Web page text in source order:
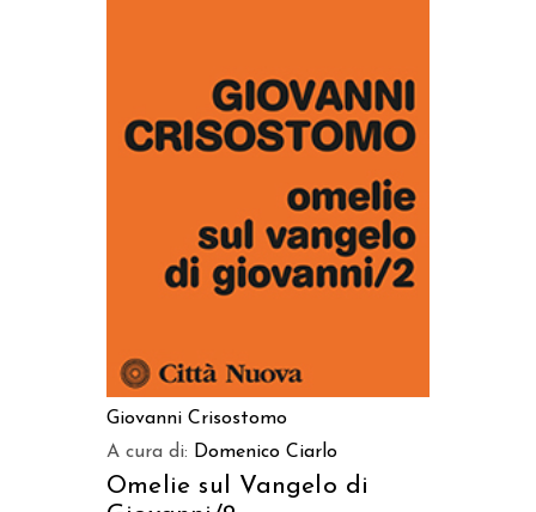
AGGIUNGI AL CARRELLO
Giovanni Crisostomo
A cura di: Domenico Ciarlo
Omelie sul Vangelo di